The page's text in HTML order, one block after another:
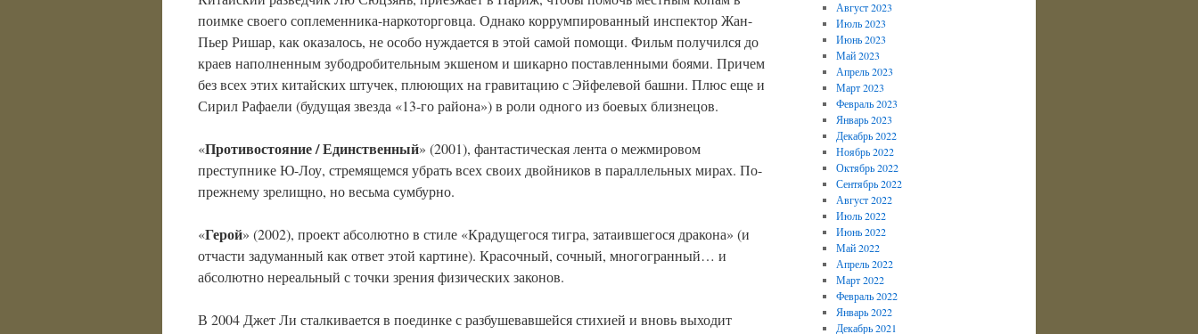
поимке своего соплеменника-наркоторговца. Однако коррумпированный инспектор Жан-
Пьер Ришар, как оказалось, не особо нуждается в этой самой помощи. Фильм получился до
краев наполненным зубодробительным экшеном и шикарно поставленными боями. Причем
без всех этих китайских штучек, плюющих на гравитацию с Эйфелевой башни. Плюс еще и
Сирил Рафаели (будущая звезда «13-го района») в роли одного из боевых близнецов.
«Противостояние / Единственный» (2001), фантастическая лента о межмировом
преступнике Ю-Лоу, стремящемся убрать всех своих двойников в параллельных мирах. По-
прежнему зрелищно, но весьма сумбурно.
«Герой» (2002), проект абсолютно в стиле «Крадущегося тигра, затаившегося дракона» (и
отчасти задуманный как ответ этой картине). Красочный, сочный, многогранный… и
абсолютно нереальный с точки зрения физических законов.
В 2004 Джет Ли сталкивается в поединке с разбушевавшейся стихией и вновь выходит
Август 2023
Июль 2023
Июнь 2023
Май 2023
Апрель 2023
Март 2023
Февраль 2023
Январь 2023
Декабрь 2022
Ноябрь 2022
Октябрь 2022
Сентябрь 2022
Август 2022
Июль 2022
Июнь 2022
Май 2022
Апрель 2022
Март 2022
Февраль 2022
Январь 2022
Декабрь 2021